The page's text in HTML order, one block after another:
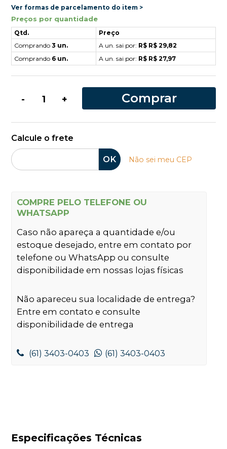
Ver formas de parcelamento do item >
Preços por quantidade
Qtd.
Preço
Comprando 3 un. A un. sai por: R$ R$ 29,82
Comprando 6 un. A un. sai por: R$ R$ 27,97
- + Comprar
Calcule o frete
OK Não sei meu CEP
COMPRE PELO TELEFONE OU
WHATSAPP
Caso não apareça a quantidade e/ou
estoque desejado, entre em contato por
telefone ou WhatsApp ou consulte
disponibilidade em nossas lojas físicas
Não apareceu sua localidade de entrega?
Entre em contato e consulte
disponibilidade de entrega
(61) 3403-0403 (61) 3403-0403
Especificações Técnicas